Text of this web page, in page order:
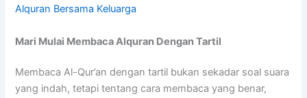
Alquran Bersama Keluarga
Mari Mulai Membaca Alquran Dengan Tartil
Membaca Al-Qur’an dengan tartil bukan sekadar soal suara
yang indah, tetapi tentang cara membaca yang benar,